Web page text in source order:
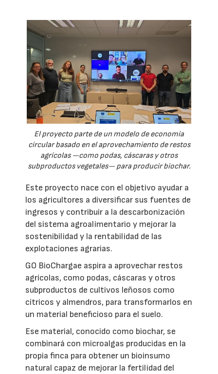
El proyecto parte de un modelo de economía
circular basado en el aprovechamiento de restos
agrícolas —como podas, cáscaras y otros
subproductos vegetales— para producir biochar.
Este proyecto nace con el objetivo ayudar a
los agricultores a diversificar sus fuentes de
ingresos y contribuir a la descarbonización
del sistema agroalimentario y mejorar la
sostenibilidad y la rentabilidad de las
explotaciones agrarias.
GO BioChargae aspira a aprovechar restos
agrícolas, como podas, cáscaras y otros
subproductos de cultivos leñosos como
cítricos y almendros, para transformarlos en
un material beneficioso para el suelo.
Ese material, conocido como biochar, se
combinará con microalgas producidas en la
propia finca para obtener un bioinsumo
natural capaz de mejorar la fertilidad del